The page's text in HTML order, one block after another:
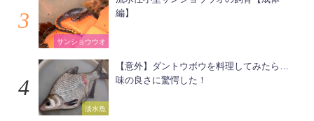
サンショウウオ
編】
淡水魚
【意外】ダントウボウを料理してみたら…
味の良さに驚愕した！